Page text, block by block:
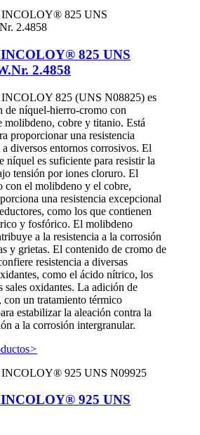
825 UNS
2.4858
INCOLOY 825 (UNS N08825) es
de níquel-hierro-cromo con
molibdeno, cobre y titanio. Está
proporcionar una resistencia
diversos entornos corrosivos. El
níquel es suficiente para resistir la
tensión por iones cloruro. El
con el molibdeno y el cobre,
una resistencia excepcional
como los que contienen
y fosfórico. El molibdeno
a la resistencia a la corrosión
y grietas. El contenido de cromo de
resistencia a diversas
como el ácido nítrico, los
sales oxidantes. La adición de
con un tratamiento térmico
estabilizar la aleación contra la
a la corrosión intergranular.
>
925 UNS